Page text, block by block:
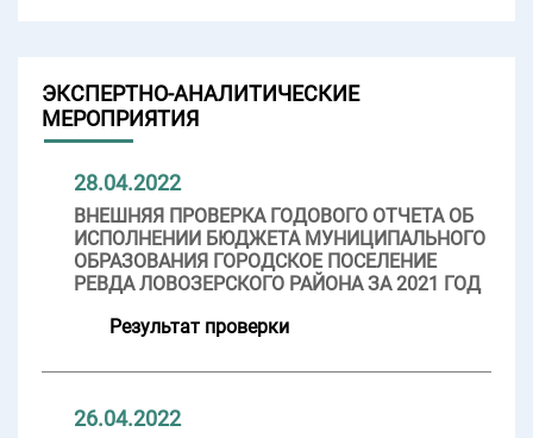
ЭКСПЕРТНО-АНАЛИТИЧЕСКИЕ
МЕРОПРИЯТИЯ
28.04.2022
ВНЕШНЯЯ ПРОВЕРКА ГОДОВОГО ОТЧЕТА ОБ
ИСПОЛНЕНИИ БЮДЖЕТА МУНИЦИПАЛЬНОГО
ОБРАЗОВАНИЯ ГОРОДСКОЕ ПОСЕЛЕНИЕ
РЕВДА ЛОВОЗЕРСКОГО РАЙОНА ЗА 2021 ГОД
Результат проверки
26.04.2022